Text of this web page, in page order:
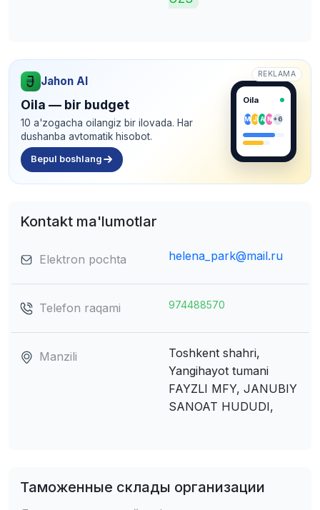
REKLAMA
Jahon AI
Oila — bir budget
10 a'zogacha oilangiz bir ilovada. Har
dushanba avtomatik hisobot.
Bepul boshlang
Oila
M J A N+6
Kontakt ma'lumotlar
Elektron pochta helena_park@mail.ru
Telefon raqami 974488570
Manzili
Toshkent shahri,
Yangihayot tumani
FAYZLI MFY, JANUBIY
SANOAT HUDUDI,
Таможенные склады организации